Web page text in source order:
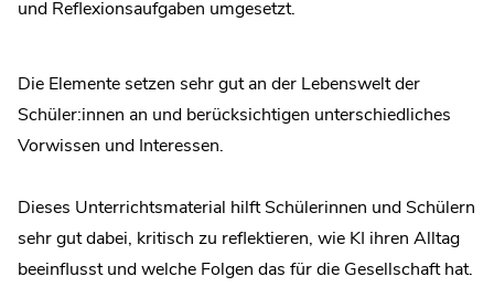
und Reflexionsaufgaben umgesetzt.
Die Elemente setzen sehr gut an der Lebenswelt der
Schüler:innen an und berücksichtigen unterschiedliches
Vorwissen und Interessen.
Dieses Unterrichtsmaterial hilft Schülerinnen und Schülern
sehr gut dabei, kritisch zu reflektieren, wie KI ihren Alltag
beeinflusst und welche Folgen das für die Gesellschaft hat.